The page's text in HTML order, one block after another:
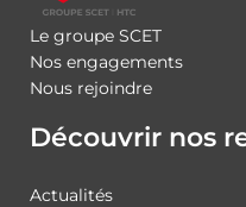
Le groupe SCET
Nos engagements
Nous rejoindre
Découvrir nos
Actualités